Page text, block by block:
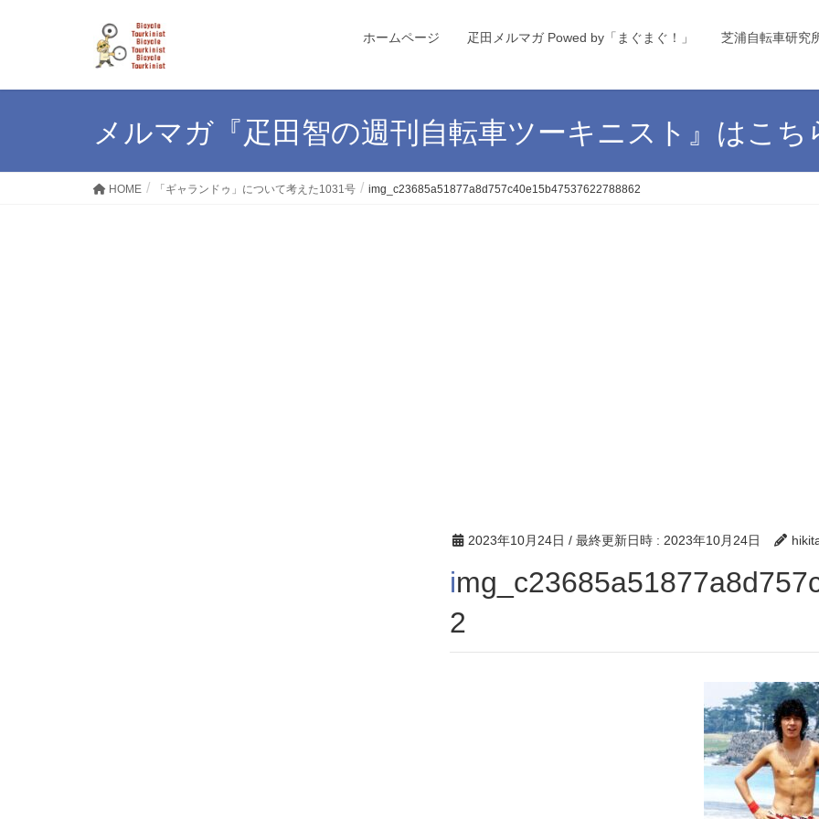
ホームページ 疋田メルマガ Powed by「まぐまぐ！」 芝浦自転車研究
メルマガ『疋田智の週刊自転車ツーキニスト』はこち
HOME 「ギャランドゥ」について考えた1031号 img_c23685a51877a8d757c40e15b47537622788862
2023年10月24日 / 最終更新日時 : 2023年10月24日
img_c23685a51877a8d757c40e15b4753762278886
2